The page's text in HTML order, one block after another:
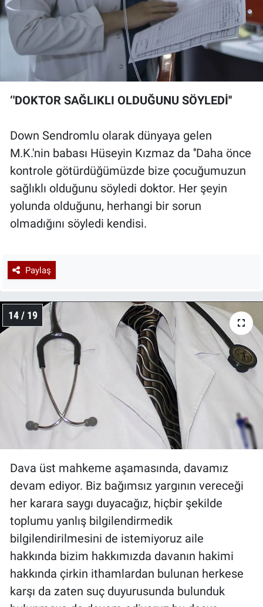
‘'DOKTOR SAĞLIKLI OLDUĞUNU SÖYLEDİ''
Down Sendromlu olarak dünyaya gelen
M.K.'nin babası Hüseyin Kızmaz da ''Daha önce
kontrole götürdüğümüzde bize çocuğumuzun
sağlıklı olduğunu söyledi doktor. Her şeyin
yolunda olduğunu, herhangi bir sorun
olmadığını söyledi kendisi.
Paylaş
14 / 19
Dava üst mahkeme aşamasında, davamız
devam ediyor. Biz bağımsız yargının vereceği
her karara saygı duyacağız, hiçbir şekilde
toplumu yanlış bilgilendirmedik
bilgilendirilmesini de istemiyoruz aile
hakkında bizim hakkımızda davanın hakimi
hakkında çirkin ithamlardan bulunan herkese
karşı da zaten suç duyurusunda bulunduk